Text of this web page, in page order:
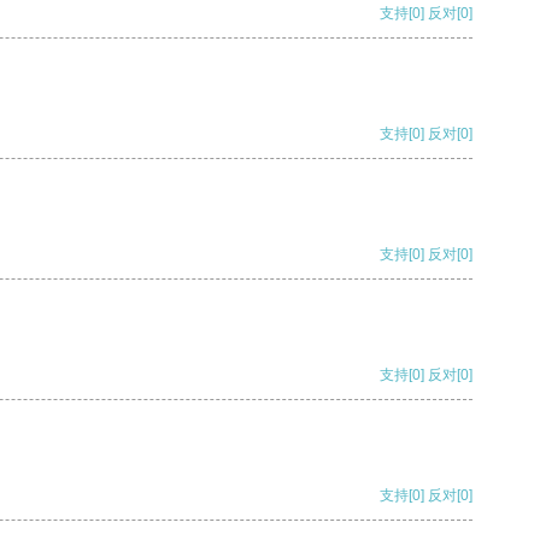
支持[0] 反对[0]
支持[0] 反对[0]
支持[0] 反对[0]
支持[0] 反对[0]
支持[0] 反对[0]